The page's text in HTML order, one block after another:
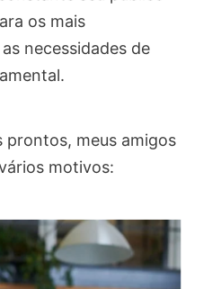
os mais
necessidades de
prontos, meus amigos
motivos: